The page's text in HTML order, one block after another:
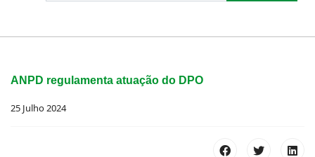
ANPD regulamenta atuação do DPO
25 Julho 2024